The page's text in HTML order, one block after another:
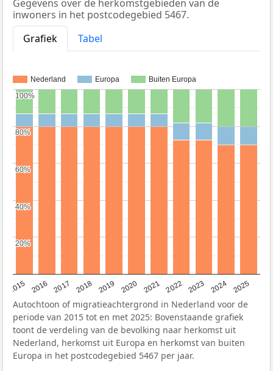
Gegevens over de herkomstgebieden van de
inwoners in het postcodegebied 5467.
Grafiek
Tabel
Nederland Europa Buiten Europa
2015 2016 2017 2018 2019 2020 2021 2022 2023 2024 2025
20%
20%
40%
40%
60%
60%
80%
80%
100%
100%
Autochtoon of migratieachtergrond in Nederland voor de
periode van 2015 tot en met 2025: Bovenstaande grafiek
toont de verdeling van de bevolking naar herkomst uit
Nederland, herkomst uit Europa en herkomst van buiten
Europa in het postcodegebied 5467 per jaar.